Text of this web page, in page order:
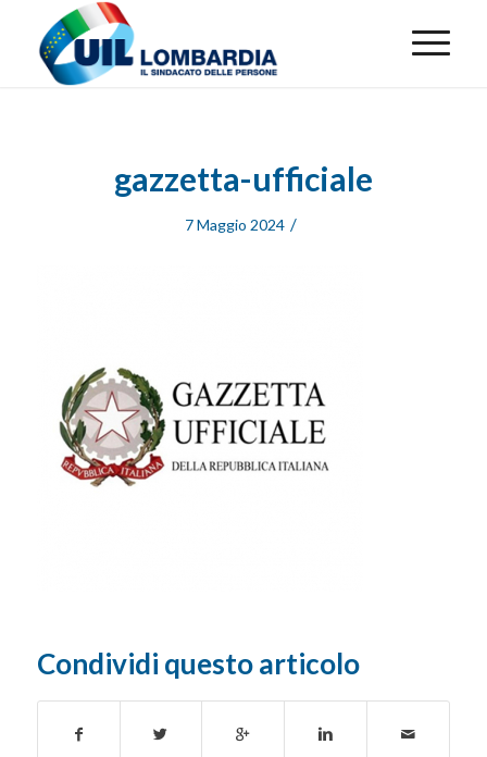
gazzetta-ufficiale
7 Maggio 2024 /
Condividi questo articolo